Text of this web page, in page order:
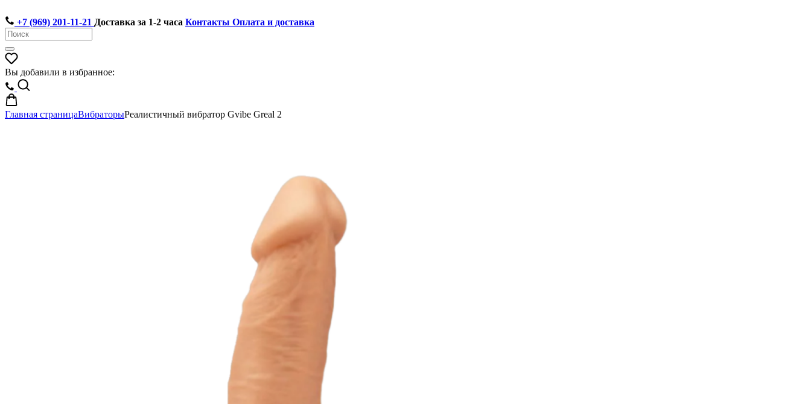
+7 (969) 201-11-21 Доставка за 1-2 часа Контакты Оплата и доставка
Вы добавили в избранное:
Главная страницаВибраторыРеалистичный вибратор Gvibe Greal 2